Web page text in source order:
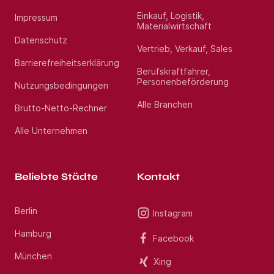
Impressum
Datenschutz
Barrierefreiheitserklärung
Nutzungsbedingungen
Brutto-Netto-Rechner
Alle Unternehmen
Einkauf, Logistik,
Materialwirtschaft
Vertrieb, Verkauf, Sales
Berufskraftfahrer,
Personenbeförderung
Alle Branchen
Beliebte Städte
Berlin
Hamburg
München
Kontakt
Instagram
Facebook
Xing